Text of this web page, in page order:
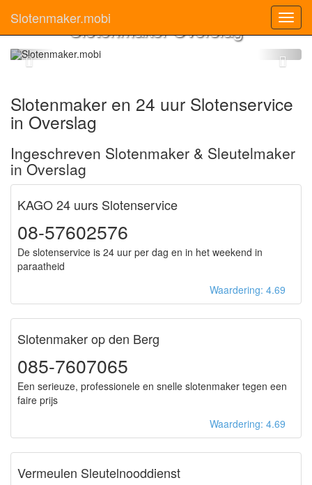
Slotenmaker.mobiSlotenmaker Overslag
Slotenmaker en 24 uur Slotenservice
in Overslag
Ingeschreven Slotenmaker & Sleutelmaker
in Overslag
KAGO 24 uurs Slotenservice
08-57602576
De slotenservice is 24 uur per dag en in het weekend in
paraatheid
Waardering: 4.69
Slotenmaker op den Berg
085-7607065
Een serieuze, professionele en snelle slotenmaker tegen een
faire prijs
Waardering: 4.69
Vermeulen Sleutelnooddienst